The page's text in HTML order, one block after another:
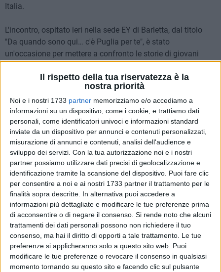
Il rispetto della tua riservatezza è la
nostra priorità
Noi e i nostri 1733 partner memorizziamo e/o accediamo a
informazioni su un dispositivo, come i cookie, e trattiamo dati
personali, come identificatori univoci e informazioni standard
inviate da un dispositivo per annunci e contenuti personalizzati,
misurazione di annunci e contenuti, analisi dell'audience e
sviluppo dei servizi. Con la tua autorizzazione noi e i nostri
partner possiamo utilizzare dati precisi di geolocalizzazione e
identificazione tramite la scansione del dispositivo. Puoi fare clic
per consentire a noi e ai nostri 1733 partner il trattamento per le
finalità sopra descritte. In alternativa puoi accedere a
informazioni più dettagliate e modificare le tue preferenze prima
di acconsentire o di negare il consenso. Si rende noto che alcuni
trattamenti dei dati personali possono non richiedere il tuo
consenso, ma hai il diritto di opporti a tale trattamento. Le tue
preferenze si applicheranno solo a questo sito web. Puoi
modificare le tue preferenze o revocare il consenso in qualsiasi
momento tornando su questo sito e facendo clic sul pulsante
Italia.
L'incontro, ospitato ieri nella sede EY di Barletta, dal titolo
"Da quando sono qui… c'è Puglia per te", è stato
un'occasione per mettere a confronto le storie di giovani
ritrovato nella regione un punto di svolta: chi è tornato dopo
anni all'estero, chi ha scelto di non partire mai, e chi ha
deciso di trasferirsi in Puglia per restare. A raccogliere le loro
testimonianze, fatte di scelte coraggiose e cambiamenti
concreti, è stato proprio il Presidente Emiliano, che ha
ascoltato e dialogato con i ragazzi in un confronto aperto e
sincero. Anche lui, a sua volta, ha risposto alla domanda
implicita del format "Da quando è qui…", raccontando la
visione di governo regionale orientata a creare le condizioni
per cui i talenti non debbano più lasciare la loro terra.
"Gli anziani hanno spesso la convinzione che tutto quello
che c'era prima fosse migliore di ciò che viene dopo. Io,
invece, ho sempre avuto l'impressione che chi arriva oggi,
fresco di studi, con nuove esperienze, con una mentalità
aperta e competenze culturali e tecnologiche più aggiornate,
porti con sé un valore enorme. E sono davvero molto